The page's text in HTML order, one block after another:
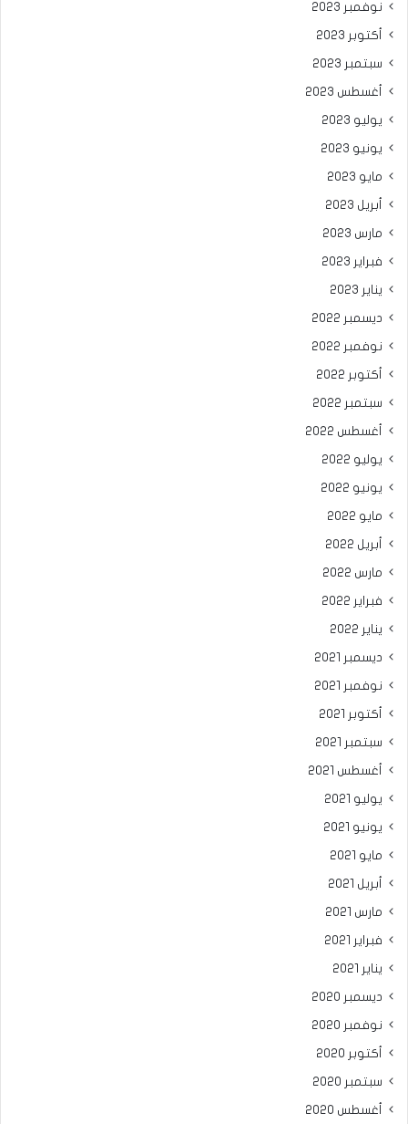
نوفمبر 2023
أكتوبر 2023
سبتمبر 2023
أغسطس 2023
يوليو 2023
يونيو 2023
مايو 2023
أبريل 2023
مارس 2023
فبراير 2023
يناير 2023
ديسمبر 2022
نوفمبر 2022
أكتوبر 2022
سبتمبر 2022
أغسطس 2022
يوليو 2022
يونيو 2022
مايو 2022
أبريل 2022
مارس 2022
فبراير 2022
يناير 2022
ديسمبر 2021
نوفمبر 2021
أكتوبر 2021
سبتمبر 2021
أغسطس 2021
يوليو 2021
يونيو 2021
مايو 2021
أبريل 2021
مارس 2021
فبراير 2021
يناير 2021
ديسمبر 2020
نوفمبر 2020
أكتوبر 2020
سبتمبر 2020
أغسطس 2020